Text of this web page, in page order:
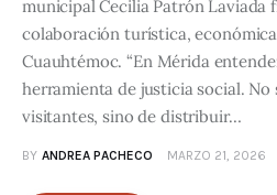
municipal Cecilia Patrón Laviada
colaboración turística,
Cuauhtémoc. “En Mérida
herramienta de justicia social.
visitantes, sino de distribuir…
BY ANDREA PACHECO MARZO 21, 2026